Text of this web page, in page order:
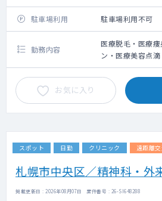
駐車場利用 駐車場利用不可
勤務内容
医療脱毛・医療
ン・医療美容点
療の問診業務、
お気に入り
スポット 日勤 クリニック 遠距離
札幌市中央区／精神科・外
掲載更新日 : 2026年08月07日 案件番号 : 26-SI648288